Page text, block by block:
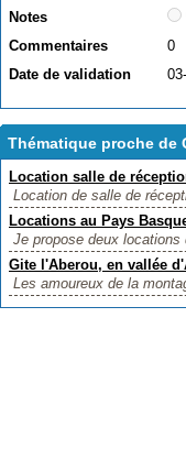
Notes
Commentaires
0
Date de validation
Thématique proche de
Location salle de
Location de salle de
Locations au Pays
Je propose deux
Gite l'Aberou, en vallée
Les amoureux de la